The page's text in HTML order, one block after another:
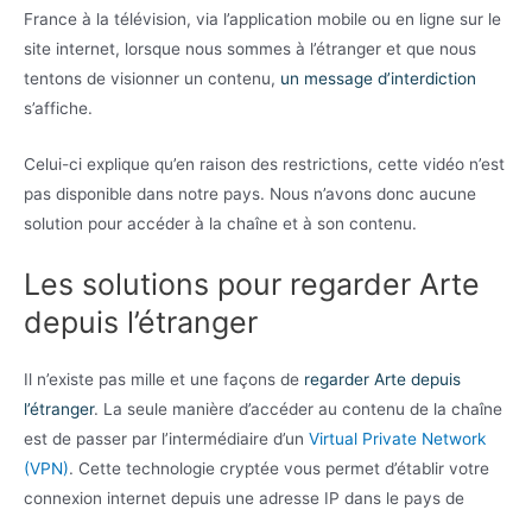
France à la télévision, via l’application mobile ou en ligne sur le
site internet, lorsque nous sommes à l’étranger et que nous
tentons de visionner un contenu, un message d’interdiction
s’affiche.
Celui-ci explique qu’en raison des restrictions, cette vidéo n’est
pas disponible dans notre pays. Nous n’avons donc aucune
solution pour accéder à la chaîne et à son contenu.
Les solutions pour regarder Arte
depuis l’étranger
Il n’existe pas mille et une façons de regarder Arte depuis
l’étranger. La seule manière d’accéder au contenu de la chaîne
est de passer par l’intermédiaire d’un Virtual Private Network
(VPN). Cette technologie cryptée vous permet d’établir votre
connexion internet depuis une adresse IP dans le pays de